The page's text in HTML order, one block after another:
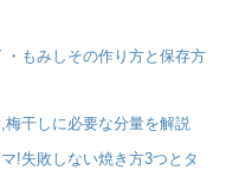
もみしその作り方と保存方
干しに必要な分量を解説
!失敗しない焼き方3つとタ